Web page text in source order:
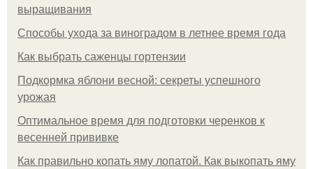
выращивания
Способы ухода за виноградом в летнее время года
Как выбрать саженцы гортензии
Подкормка яблони весной: секреты успешного
урожая
Оптимальное время для подготовки черенков к
весенней прививке
Как правильно копать яму лопатой. Как выкопать яму